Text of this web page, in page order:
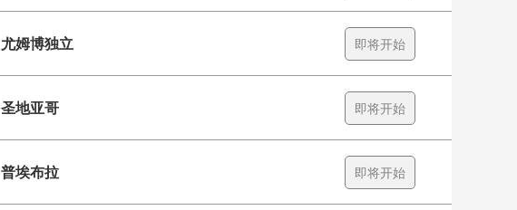
尤姆博独立 即将开始
圣地亚哥 即将开始
普埃布拉 即将开始